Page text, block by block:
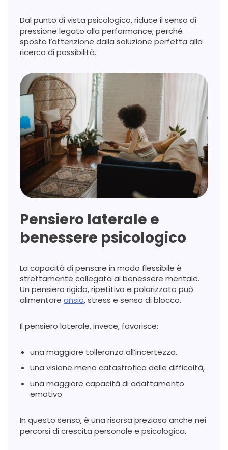
Dal punto di vista psicologico, riduce il senso di
pressione legato alla performance, perché
sposta l’attenzione dalla soluzione perfetta alla
ricerca di possibilità.
Pensiero laterale e
benessere psicologico
La capacità di pensare in modo flessibile è
strettamente collegata al benessere mentale.
Un pensiero rigido, ripetitivo e polarizzato può
alimentare ansia, stress e senso di blocco.
Il pensiero laterale, invece, favorisce:
una maggiore tolleranza all’incertezza,
una visione meno catastrofica delle difficoltà,
una maggiore capacità di adattamento
emotivo.
In questo senso, è una risorsa preziosa anche nei
percorsi di crescita personale e psicologica.